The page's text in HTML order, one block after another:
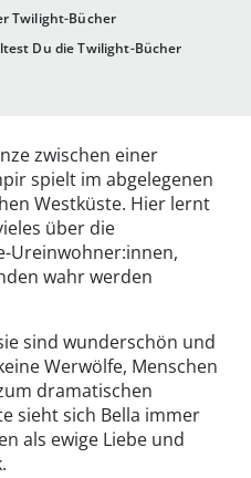
Twilight-Bücher
Du die Twilight-Bücher
zwischen einer
spielt im abgelegenen
Westküste. Hier lernt
über die
Ureinwohner:innen,
wahr werden
sind wunderschön und
Werwölfe, Menschen
dramatischen
sieht sich Bella immer
als ewige Liebe und